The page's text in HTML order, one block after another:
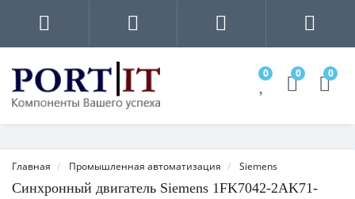
0 0 0
Главная Промышленная автоматизация Siemens
Синхронный двигатель Siemens 1FK7042-2AK71-